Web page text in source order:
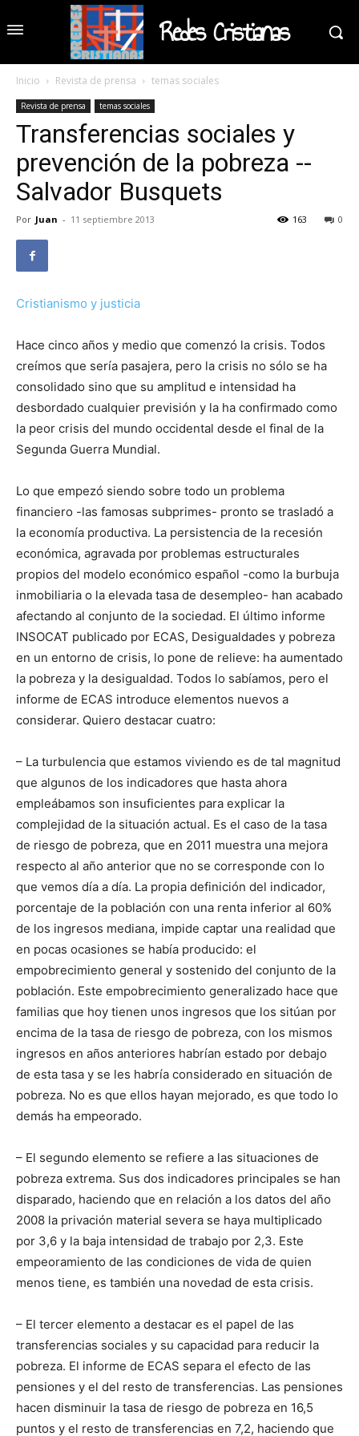
Redes Cristianas
Inicio Revista de prensa temas sociales
Revista de prensa temas sociales
Transferencias sociales y
prevención de la pobreza --
Salvador Busquets
Por Juan - 11 septiembre 2013 0
163
Cristianismo y justicia
Hace cinco años y medio que comenzó la crisis. Todos
creímos que sería pasajera, pero la crisis no sólo se ha
consolidado sino que su amplitud e intensidad ha
desbordado cualquier previsión y la ha confirmado como
la peor crisis del mundo occidental desde el final de la
Segunda Guerra Mundial.
Lo que empezó siendo sobre todo un problema
financiero -las famosas subprimes- pronto se trasladó a
la economía productiva. La persistencia de la recesión
económica, agravada por problemas estructurales
propios del modelo económico español -como la burbuja
inmobiliaria o la elevada tasa de desempleo- han acabado
afectando al conjunto de la sociedad. El último informe
INSOCAT publicado por ECAS, Desigualdades y pobreza
en un entorno de crisis, lo pone de relieve: ha aumentado
la pobreza y la desigualdad. Todos lo sabíamos, pero el
informe de ECAS introduce elementos nuevos a
considerar. Quiero destacar cuatro:
– La turbulencia que estamos viviendo es de tal magnitud
que algunos de los indicadores que hasta ahora
empleábamos son insuficientes para explicar la
complejidad de la situación actual. Es el caso de la tasa
de riesgo de pobreza, que en 2011 muestra una mejora
respecto al año anterior que no se corresponde con lo
que vemos día a día. La propia definición del indicador,
porcentaje de la población con una renta inferior al 60%
de los ingresos mediana, impide captar una realidad que
en pocas ocasiones se había producido: el
empobrecimiento general y sostenido del conjunto de la
población. Este empobrecimiento generalizado hace que
familias que hoy tienen unos ingresos que los sitúan por
encima de la tasa de riesgo de pobreza, con los mismos
ingresos en años anteriores habrían estado por debajo
de esta tasa y se les habría considerado en situación de
pobreza. No es que ellos hayan mejorado, es que todo lo
demás ha empeorado.
– El segundo elemento se refiere a las situaciones de
pobreza extrema. Sus dos indicadores principales se han
disparado, haciendo que en relación a los datos del año
2008 la privación material severa se haya multiplicado
por 3,6 y la baja intensidad de trabajo por 2,3. Este
empeoramiento de las condiciones de vida de quien
menos tiene, es también una novedad de esta crisis.
– El tercer elemento a destacar es el papel de las
transferencias sociales y su capacidad para reducir la
pobreza. El informe de ECAS separa el efecto de las
pensiones y el del resto de transferencias. Las pensiones
hacen disminuir la tasa de riesgo de pobreza en 16,5
puntos y el resto de transferencias en 7,2, haciendo que